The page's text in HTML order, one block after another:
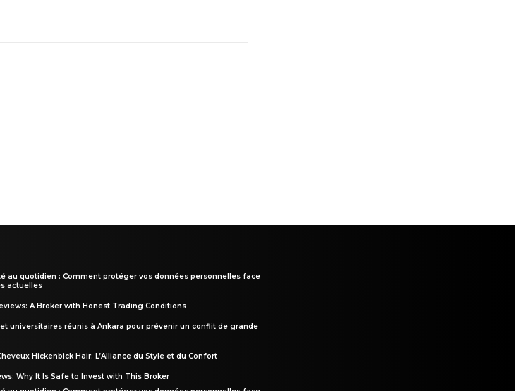
au quotidien : Comment protéger vos données personnelles face
actuelles
A Broker with Honest Trading Conditions
universitaires réunis à Ankara pour prévenir un conflit de grande
Hickenbick Hair: L’Alliance du Style et du Confort
Why It Is Safe to Invest with This Broker